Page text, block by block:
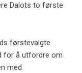
Dalots to første
førstevalgte
for å utfordre om
med